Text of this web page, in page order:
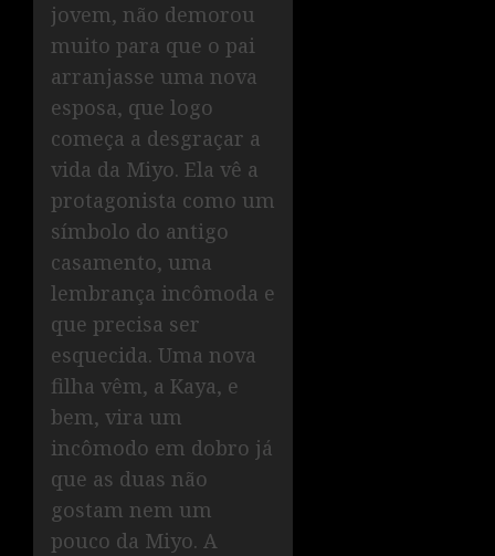
jovem, não demorou
muito para que o pai
arranjasse uma nova
esposa, que logo
começa a desgraçar a
vida da Miyo. Ela vê a
protagonista como um
símbolo do antigo
casamento, uma
lembrança incômoda e
que precisa ser
esquecida. Uma nova
filha vêm, a Kaya, e
bem, vira um
incômodo em dobro já
que as duas não
gostam nem um
pouco da Miyo. A